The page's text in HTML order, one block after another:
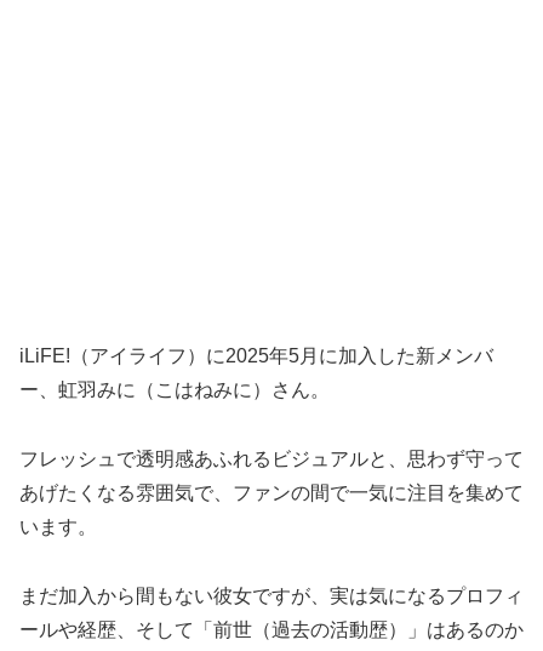
iLiFE!（アイライフ）に2025年5月に加入した新メンバ
ー、虹羽みに（こはねみに）さん。
フレッシュで透明感あふれるビジュアルと、思わず守って
あげたくなる雰囲気で、ファンの間で一気に注目を集めて
います。
まだ加入から間もない彼女ですが、実は気になるプロフィ
ールや経歴、そして「前世（過去の活動歴）」はあるのか